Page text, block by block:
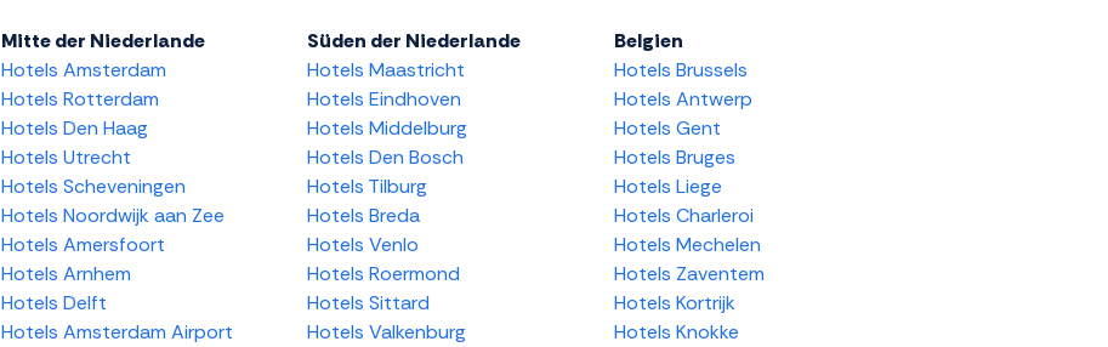
Mitte der Niederlande
Hotels Amsterdam
Hotels Rotterdam
Hotels Den Haag
Hotels Utrecht
Hotels Scheveningen
Hotels Noordwijk aan Zee
Hotels Amersfoort
Hotels Arnhem
Hotels Delft
Hotels Amsterdam Airport
Süden der Niederlande
Hotels Maastricht
Hotels Eindhoven
Hotels Middelburg
Hotels Den Bosch
Hotels Tilburg
Hotels Breda
Hotels Venlo
Hotels Roermond
Hotels Sittard
Hotels Valkenburg
Belgien
Hotels Brussels
Hotels Antwerp
Hotels Gent
Hotels Bruges
Hotels Liege
Hotels Charleroi
Hotels Mechelen
Hotels Zaventem
Hotels Kortrijk
Hotels Knokke